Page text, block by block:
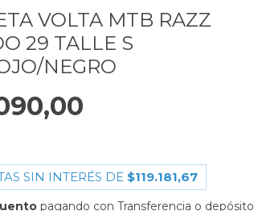
VOLTA MTB RAZZ
29 TALLE S
NEGRO
SIN INTERÉS DE $119.181,67
pagando con Transferencia o depósito